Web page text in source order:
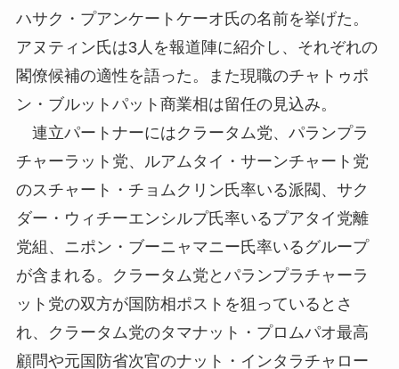
ハサク・プアンケートケーオ氏の名前を挙げた。
アヌティン氏は3人を報道陣に紹介し、それぞれの
閣僚候補の適性を語った。また現職のチャトゥポ
ン・ブルットパット商業相は留任の見込み。
連立パートナーにはクラータム党、パランプラ
チャーラット党、ルアムタイ・サーンチャート党
のスチャート・チョムクリン氏率いる派閥、サク
ダー・ウィチーエンシルプ氏率いるプアタイ党離
党組、ニポン・ブーニャマニー氏率いるグループ
が含まれる。クラータム党とパランプラチャーラ
ット党の双方が国防相ポストを狙っているとさ
れ、クラータム党のタマナット・プロムパオ最高
顧問や元国防省次官のナット・インタラチャロー